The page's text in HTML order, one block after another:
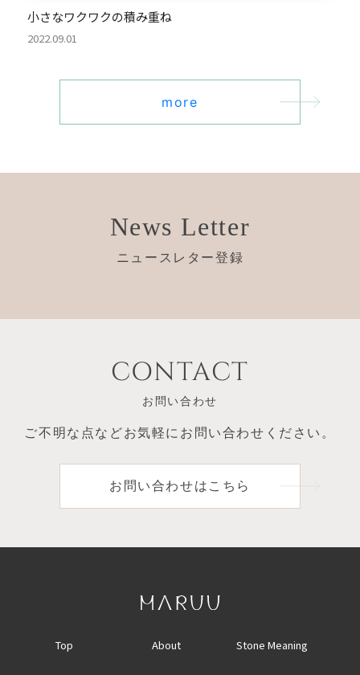
小さなワクワクの積み重ね
2022.09.01
more
News Letter
ニュースレター登録
CONTACT
お問い合わせ
ご不明な点などお気軽にお問い合わせください。
お問い合わせはこちら
Top About Stone Meaning